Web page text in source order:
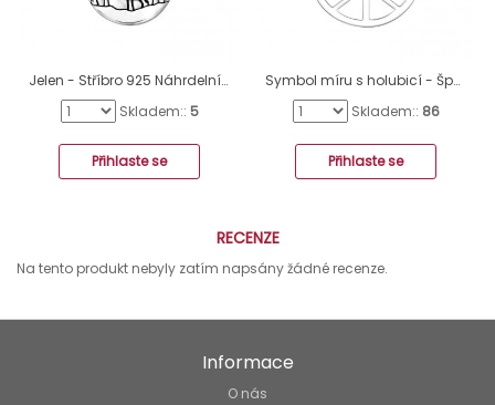
Jelen - Stříbro 925 Náhrdelníky bez kamenů A4S39805
Skladem:: 5
Přihlaste se
Symbol míru s holubicí - Šperkovní Stříbro 925 Náhrdelníky Bez Kamenů A4S45604
Skladem:: 86
Přihlaste se
RECENZE
Na tento produkt nebyly zatím napsány žádné recenze.
Informace
O nás